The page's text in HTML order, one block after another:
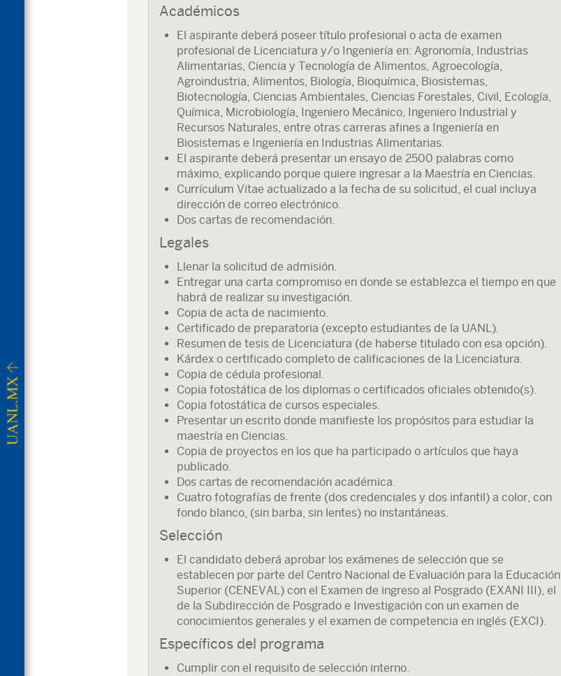
Académicos
El aspirante deberá poseer título profesional o acta de examen
profesional de Licenciatura y/o Ingeniería en: Agronomía, Industrias
Alimentarias, Ciencia y Tecnología de Alimentos, Agroecología,
Agroindustria, Alimentos, Biología, Bioquímica, Biosistemas,
Biotecnología, Ciencias Ambientales, Ciencias Forestales, Civil, Ecología,
Química, Microbiología, Ingeniero Mecánico, Ingeniero Industrial y
Recursos Naturales, entre otras carreras afines a Ingeniería en
Biosistemas e Ingeniería en Industrias Alimentarias.
El aspirante deberá presentar un ensayo de 2500 palabras como
máximo, explicando porque quiere ingresar a la Maestría en Ciencias.
Currículum Vitae actualizado a la fecha de su solicitud, el cual incluya
dirección de correo electrónico.
Dos cartas de recomendación.
Legales
Llenar la solicitud de admisión.
Entregar una carta compromiso en donde se establezca el tiempo en que
habrá de realizar su investigación.
Copia de acta de nacimiento.
Certificado de preparatoria (excepto estudiantes de la UANL).
Resumen de tesis de Licenciatura (de haberse titulado con esa opción).
Kárdex o certificado completo de calificaciones de la Licenciatura.
Copia de cédula profesional.
Copia fotostática de los diplomas o certificados oficiales obtenido(s).
Copia fotostática de cursos especiales.
Presentar un escrito donde manifieste los propósitos para estudiar la
maestría en Ciencias.
Copia de proyectos en los que ha participado o artículos que haya
publicado.
Dos cartas de recomendación académica.
Cuatro fotografías de frente (dos credenciales y dos infantil) a color, con
fondo blanco, (sin barba, sin lentes) no instantáneas.
Selección
El candidato deberá aprobar los exámenes de selección que se
establecen por parte del Centro Nacional de Evaluación para la Educación
Superior (CENEVAL) con el Examen de ingreso al Posgrado (EXANI III), el
de la Subdirección de Posgrado e Investigación con un examen de
conocimientos generales y el examen de competencia en inglés (EXCI).
Específicos del programa
Cumplir con el requisito de selección interno.